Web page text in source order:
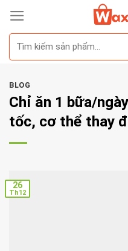
Skip
content
BLOG
Chỉ ăn 1 bữa/
tốc, cơ thể thay
26
Th12